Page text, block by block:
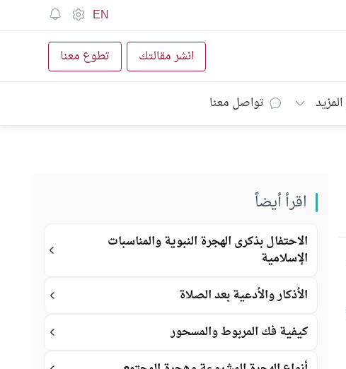
EN
انشر مقالتك تطوع معنا
المزيد تواصل معنا
اقرأ أيضاً
الاحتفال بذكرى الهجرة النبوية والمناسبات
الإسلامية
الأذكار والأدعية بعد الصلاة
كيفية فك المربوط والمسحور